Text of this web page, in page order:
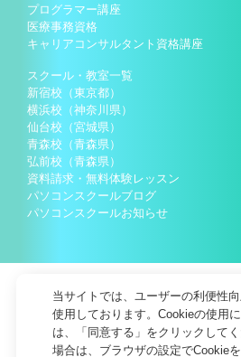
プログラマー講座
医療事務資格
キャリアコンサルタント資格講座
スクール・教室一覧
新宿校（東京都）
横浜校（神奈川県）
仙台校（宮城県）
青森校（青森県）
弘前校（青森県）
資料請求・無料体験レッスン
パソコンスクールブログ
パソコンスクールお知らせ
当サイトでは、ユーザーの利便性
使用しております。Cookieの使用
は、「同意する」をクリックして
場合は、ブラウザの設定でCookie